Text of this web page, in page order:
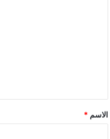
*
الاسم *